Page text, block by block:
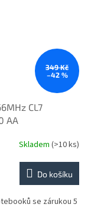
349 Kč
–42 %
CL7
AA
Skladem (>10 ks)
Do košíku
se zárukou 5